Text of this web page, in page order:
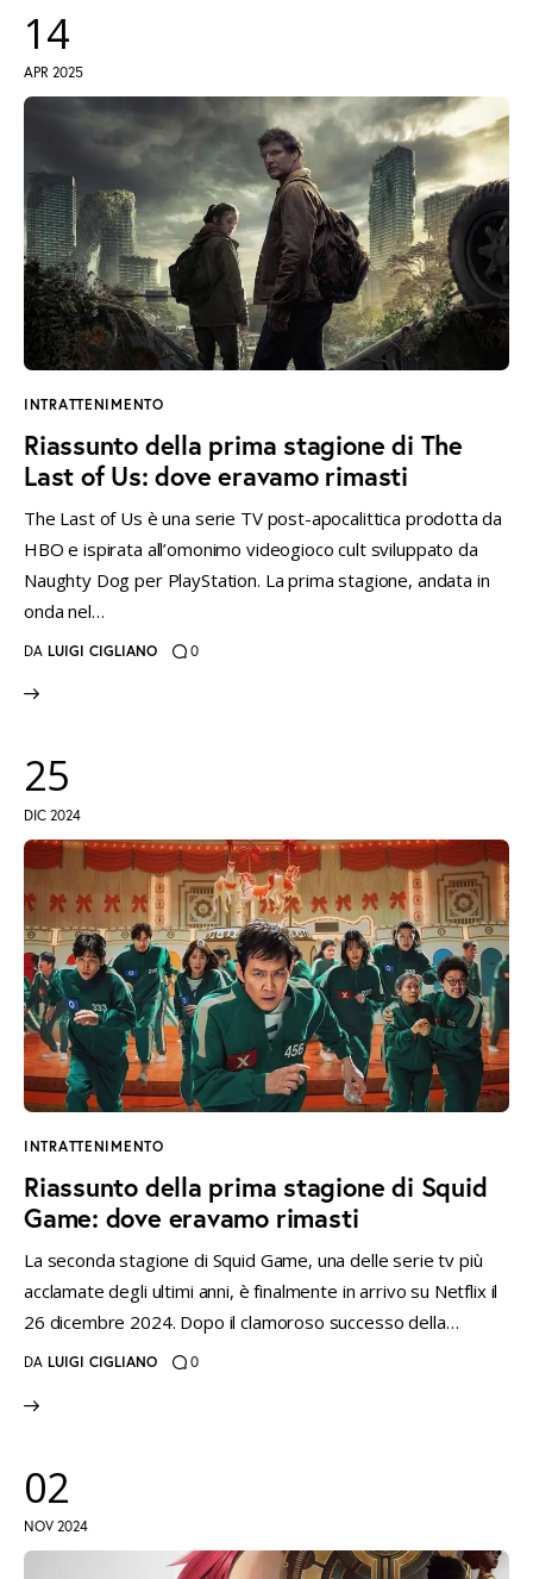
14
APR 2025
INTRATTENIMENTO
Riassunto della prima stagione di The
Last of Us: dove eravamo rimasti
The Last of Us è una serie TV post-apocalittica prodotta da
HBO e ispirata all’omonimo videogioco cult sviluppato da
Naughty Dog per PlayStation. La prima stagione, andata in
onda nel…
DA LUIGI CIGLIANO 0
25
DIC 2024
INTRATTENIMENTO
Riassunto della prima stagione di Squid
Game: dove eravamo rimasti
La seconda stagione di Squid Game, una delle serie tv più
acclamate degli ultimi anni, è finalmente in arrivo su Netflix il
26 dicembre 2024. Dopo il clamoroso successo della…
DA LUIGI CIGLIANO 0
02
NOV 2024